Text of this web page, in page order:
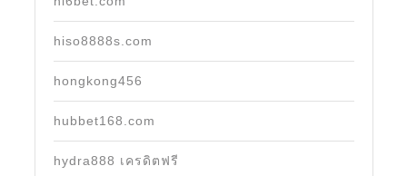
hiso8888s.com
hongkong456
hubbet168.com
hydra888 เครดิตฟรี